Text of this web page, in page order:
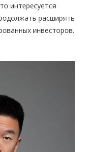
интересуется
расширять
инвесторов.